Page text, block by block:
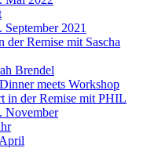
2021
der Remise mit Sascha
Brendel
meets Workshop
in der Remise mit PHIL
November